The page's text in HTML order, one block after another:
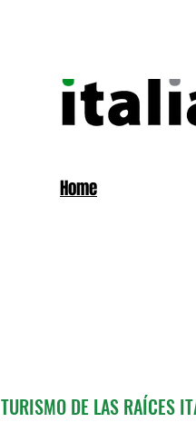
Home
TURISMO DE LAS RAÍCES